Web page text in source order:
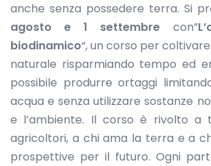
anche senza possedere terra. Si
agosto e 1 settembre con”
biodinamico“, un corso per
naturale risparmiando tempo ed
possibile produrre ortaggi
acqua e senza utilizzare sostanze
e l’ambiente. Il corso è rivolto a
agricoltori, a chi ama la terra e a
prospettive per il futuro. Ogni